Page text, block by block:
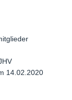
14.02.2020